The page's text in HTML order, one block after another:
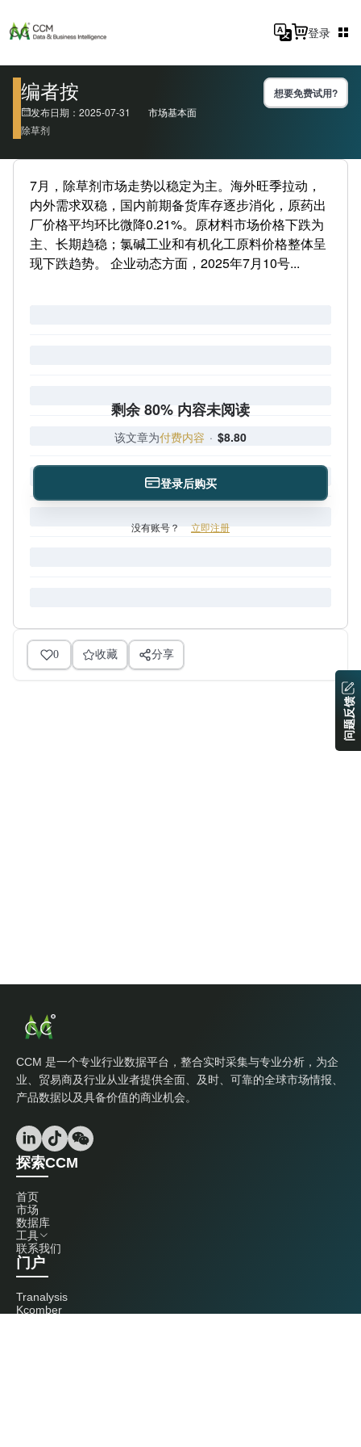
登录
编者按 想要免费试用?
发布日期：2025-07-31
市场基本面
除草剂
7月，除草剂市场走势以稳定为主。海外旺季拉动，
内外需求双稳，国内前期备货库存逐步消化，原药出
厂价格平均环比微降0.21%。原材料市场价格下跌为
主、长期趋稳；氯碱工业和有机化工原料价格整体呈
现下跌趋势。 企业动态方面，2025年7月10号...
剩余 80% 内容未阅读
该文章为付费内容 · $8.80
登录后购买
没有账号？ 立即注册
0 收藏 分享
CCM 是一个专业行业数据平台，整合实时采集与专业分析，为企
业、贸易商及行业从业者提供全面、及时、可靠的全球市场情报、
产品数据以及具备价值的商业机会。
探索CCM
首页
市场
数据库
工具
联系我们
门户
Tranalysis
Kcomber
问题反馈